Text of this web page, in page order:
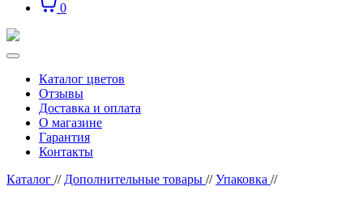
0
Каталог цветов
Отзывы
Доставка и оплата
О магазине
Гарантия
Контакты
Каталог // Дополнительные товары // Упаковка //